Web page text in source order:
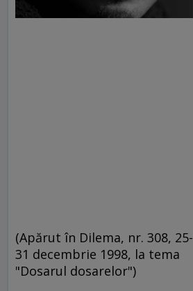
(Apărut în Dilema, nr. 308, 25-
31 decembrie 1998, la tema
"Dosarul dosarelor")